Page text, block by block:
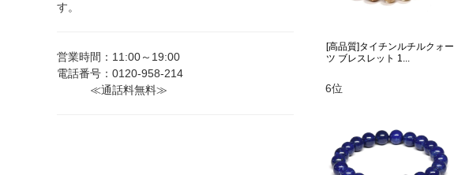
す。
営業時間：11:00～19:00
電話番号：0120-958-214
≪通話料無料≫
[高品質]タイチンルチルクォー
ツ ブレスレット 1...
6位